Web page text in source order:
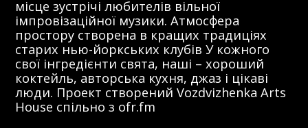
місце зустрічі любителів вільної
імпровізаційної музики. Атмосфера
простору створена в кращих традиціях
старих нью-йоркських клубів У кожного
свої інгредієнти свята, наші – хороший
коктейль, авторська кухня, джаз і цікаві
люди. Проект створений Vozdvizhenka Arts
House спільно з ofr.fm